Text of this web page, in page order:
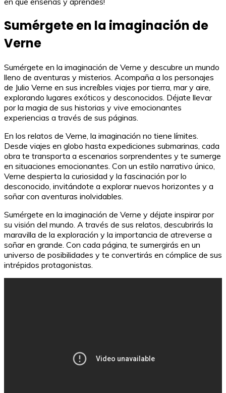
Sumérgete en la imaginación de
Verne
Sumérgete en la imaginación de Verne y descubre un mundo
lleno de aventuras y misterios. Acompaña a los personajes
de Julio Verne en sus increíbles viajes por tierra, mar y aire,
explorando lugares exóticos y desconocidos. Déjate llevar
por la magia de sus historias y vive emocionantes
experiencias a través de sus páginas.
En los relatos de Verne, la imaginación no tiene límites.
Desde viajes en globo hasta expediciones submarinas, cada
obra te transporta a escenarios sorprendentes y te sumerge
en situaciones emocionantes. Con un estilo narrativo único,
Verne despierta la curiosidad y la fascinación por lo
desconocido, invitándote a explorar nuevos horizontes y a
soñar con aventuras inolvidables.
Sumérgete en la imaginación de Verne y déjate inspirar por
su visión del mundo. A través de sus relatos, descubrirás la
maravilla de la exploración y la importancia de atreverse a
soñar en grande. Con cada página, te sumergirás en un
universo de posibilidades y te convertirás en cómplice de sus
intrépidos protagonistas.